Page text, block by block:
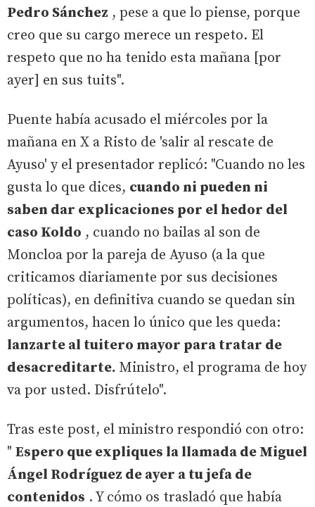
Pedro Sánchez , pese a que lo piense, porque
creo que su cargo merece un respeto. El
respeto que no ha tenido esta mañana [por
ayer] en sus tuits".
Puente había acusado el miércoles por la
mañana en X a Risto de 'salir al rescate de
Ayuso' y el presentador replicó: "Cuando no les
gusta lo que dices, cuando ni pueden ni
saben dar explicaciones por el hedor del
caso Koldo , cuando no bailas al son de
Moncloa por la pareja de Ayuso (a la que
criticamos diariamente por sus decisiones
políticas), en definitiva cuando se quedan sin
argumentos, hacen lo único que les queda:
lanzarte al tuitero mayor para tratar de
desacreditarte. Ministro, el programa de hoy
va por usted. Disfrútelo".
Tras este post, el ministro respondió con otro:
" Espero que expliques la llamada de Miguel
Ángel Rodríguez de ayer a tu jefa de
contenidos . Y cómo os trasladó que había